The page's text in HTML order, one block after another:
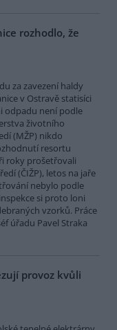
rozhodlo, že
za zavezení haldy
v Ostravě statisíci
odpadu není podle
životního
(MŽP) nikdo
resortu
roky prošetřovali
(ČIŽP), letos na jaře
nebylo podle
si proto loni
vzorků. Práce
úřadu Pavel Straka
provoz kvůli